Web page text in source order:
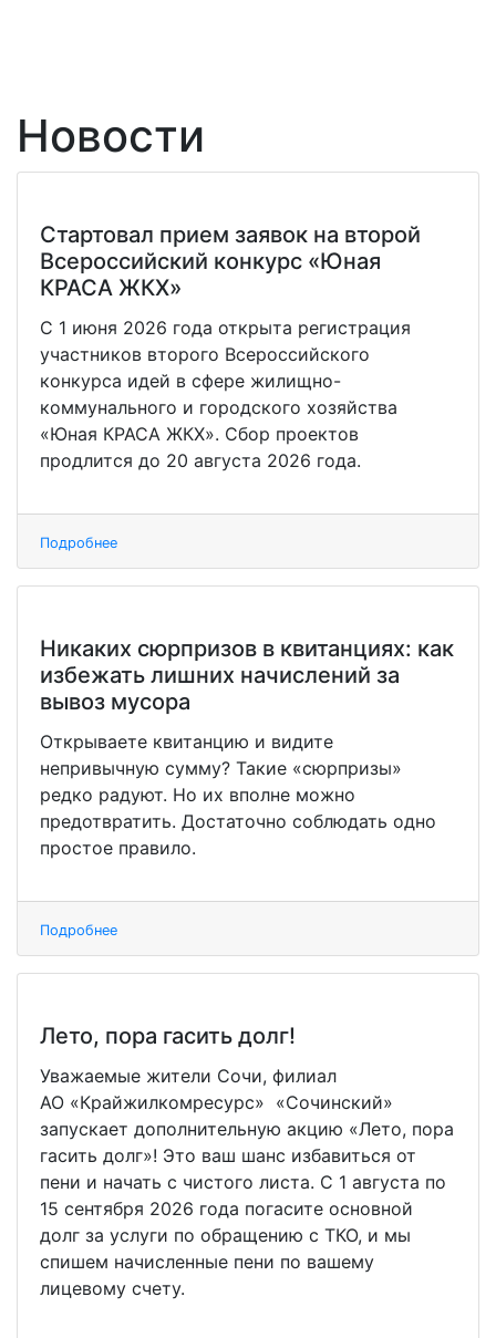
Новости
Стартовал прием заявок на второй
Всероссийский конкурс «Юная
КРАСА ЖКХ»
С 1 июня 2026 года открыта регистрация
участников второго Всероссийского
конкурса идей в сфере жилищно-
коммунального и городского хозяйства
«Юная КРАСА ЖКХ». Сбор проектов
продлится до 20 августа 2026 года.
Подробнее
Никаких сюрпризов в квитанциях: как
избежать лишних начислений за
вывоз мусора
Открываете квитанцию и видите
непривычную сумму? Такие «сюрпризы»
редко радуют. Но их вполне можно
предотвратить. Достаточно соблюдать одно
простое правило.
Подробнее
Лето, пора гасить долг!
Уважаемые жители Сочи, филиал
АО «Крайжилкомресурс» «Сочинский»
запускает дополнительную акцию «Лето, пора
гасить долг»! Это ваш шанс избавиться от
пени и начать с чистого листа. С 1 августа по
15 сентября 2026 года погасите основной
долг за услуги по обращению с ТКО, и мы
спишем начисленные пени по вашему
лицевому счету.